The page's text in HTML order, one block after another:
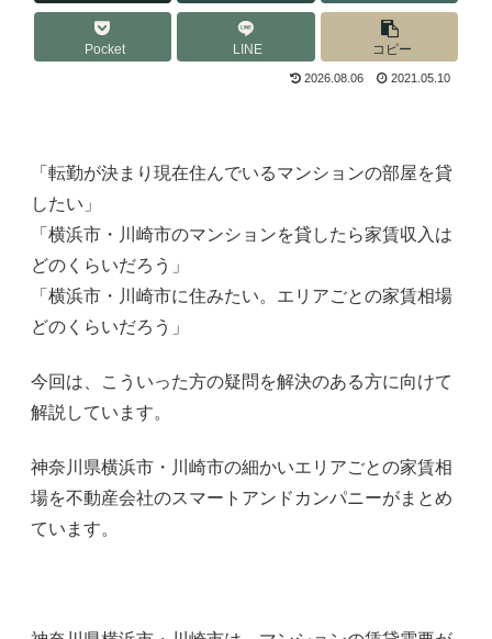
Pocket LINE コピー
2026.08.06 2021.05.10
「転勤が決まり現在住んでいるマンションの部屋を貸
したい」
「横浜市・川崎市のマンションを貸したら家賃収入は
どのくらいだろう」
「横浜市・川崎市に住みたい。エリアごとの家賃相場
どのくらいだろう」
今回は、こういった方の疑問を解決のある方に向けて
解説しています。
神奈川県横浜市・川崎市の細かいエリアごとの家賃相
場を不動産会社のスマートアンドカンパニーがまとめ
ています。